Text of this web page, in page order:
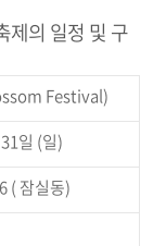
제의 일정 및 구
Festival)
일 (일)
( 잠실동)